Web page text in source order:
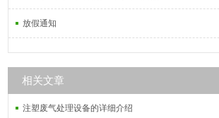
放假通知
相关文章
注塑废气处理设备的详细介绍